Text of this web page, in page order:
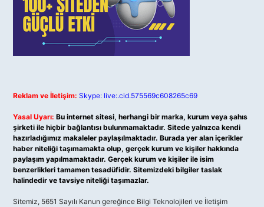
Reklam ve İletişim: Skype: live:.cid.575569c608265c69
Yasal Uyarı: Bu internet sitesi, herhangi bir marka, kurum veya şahıs
şirketi ile hiçbir bağlantısı bulunmamaktadır. Sitede yalnızca kendi
hazırladığımız makaleler paylaşılmaktadır. Burada yer alan içerikler
haber niteliği taşımamakta olup, gerçek kurum ve kişiler hakkında
paylaşım yapılmamaktadır. Gerçek kurum ve kişiler ile isim
benzerlikleri tamamen tesadüfidir. Sitemizdeki bilgiler taslak
halindedir ve tavsiye niteliği taşımazlar.
Sitemiz, 5651 Sayılı Kanun gereğince Bilgi Teknolojileri ve İletişim